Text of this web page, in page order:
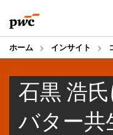
to
content
to
footer
ホーム インサイト
石黒 浩
バター共